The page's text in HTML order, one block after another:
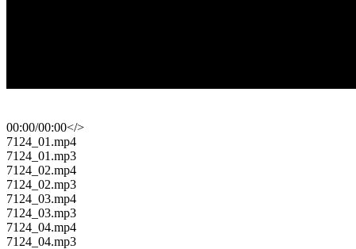
00:00/00:00</>
​7124_01.mp4
​7124_01.mp3
​7124_02.mp4
​7124_02.mp3
​7124_03.mp4
​7124_03.mp3
​7124_04.mp4
​7124_04.mp3